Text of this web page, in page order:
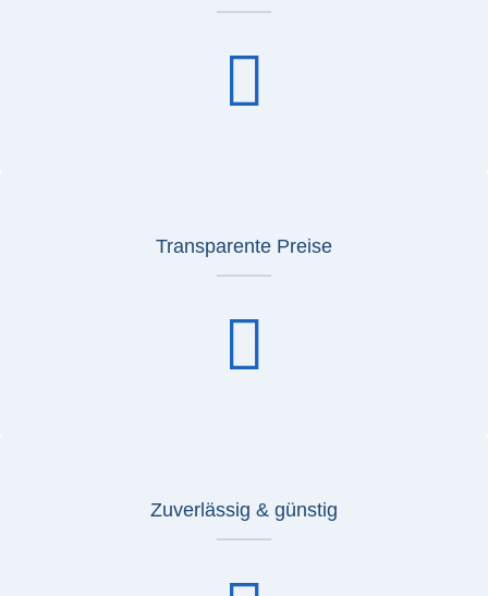
Transparente Preise
Zuverlässig & günstig